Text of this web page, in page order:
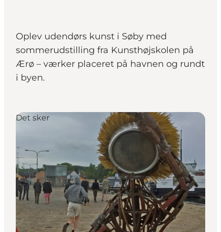
Oplev udendørs kunst i Søby med
sommerudstilling fra Kunsthøjskolen på
Ærø – værker placeret på havnen og rundt
i byen.
Det sker